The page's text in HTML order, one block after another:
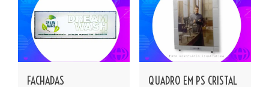
FACHADAS QUADRO EM PS CRISTAL